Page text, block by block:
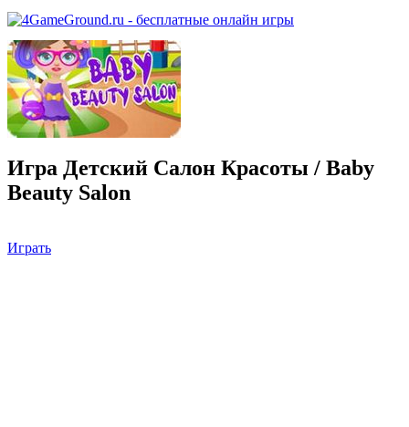
Игра Детский Салон Красоты / Baby
Beauty Salon
Играть